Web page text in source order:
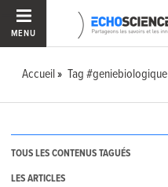
MENU
Accueil Tag #geniebiologique
TOUS LES CONTENUS TAGUÉS
LES ARTICLES